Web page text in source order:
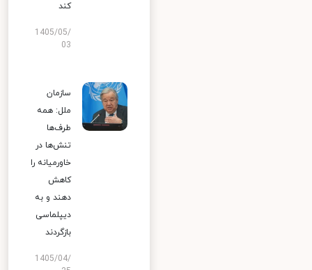
کند
1405/05/
03
سازمان
ملل: همه
طرف‌ها
تنش‌ها در
خاورمیانه را
کاهش
دهند و به
دیپلماسی
بازگردند
1405/04/